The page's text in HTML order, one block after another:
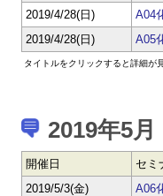
2019/4/28(日)
A04
2019/4/28(日)
A05
タイトルをクリックすると詳細が
2019年5月
開催日
セミ
2019/5/3(金)
A06